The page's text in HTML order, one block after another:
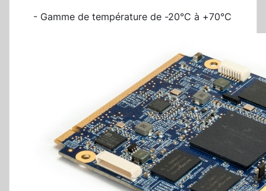
- Gamme de température de -20°C à +70°C